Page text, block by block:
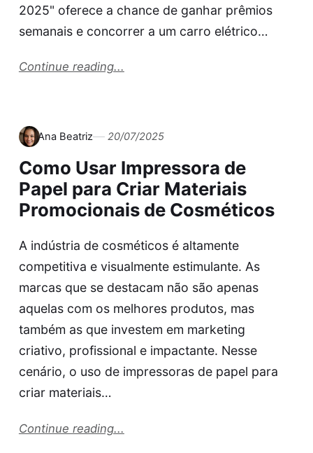
2025" oferece a chance de ganhar prêmios
semanais e concorrer a um carro elétrico…
Continue reading...
Ana Beatriz 20/07/2025
Como Usar Impressora de
Papel para Criar Materiais
Promocionais de Cosméticos
A indústria de cosméticos é altamente
competitiva e visualmente estimulante. As
marcas que se destacam não são apenas
aquelas com os melhores produtos, mas
também as que investem em marketing
criativo, profissional e impactante. Nesse
cenário, o uso de impressoras de papel para
criar materiais…
Continue reading...